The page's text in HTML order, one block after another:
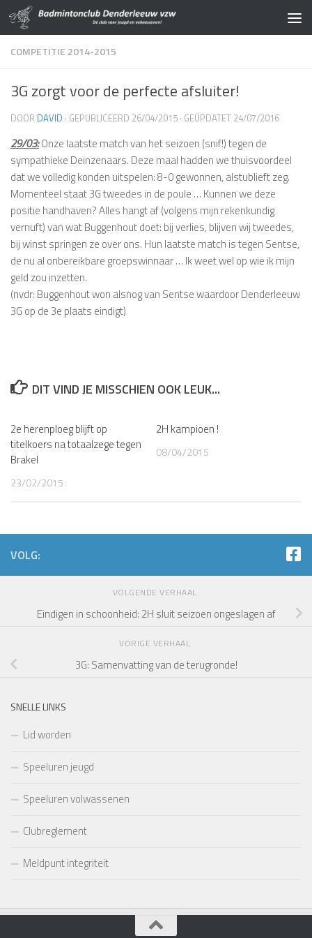
Doorgaan naar inhoud
COMPETITIE 2014-2015
3G zorgt voor de perfecte afsluiter!
DOOR DAVID · GEPUBLICEERD 26/04/2015 · GEÜPDATET 24/07/2016
29/03:Onze laatste match van het seizoen (snif!) tegen de
sympathieke Deinzenaars. Deze maal hadden we thuisvoordeel
dat we volledig konden uitspelen: 8-0 gewonnen, alstublieft zeg.
Momenteel staat 3G tweedes in de poule … Kunnen we deze
positie handhaven? Alles hangt af (volgens mijn rekenkundig
vernuft) van wat Buggenhout doet: bij verlies, blijven wij tweedes,
bij winst springen ze over ons. Hun laatste match is tegen Sentse,
de nu al onbereikbare groepswinnaar … Ik weet wel op wie ik mijn
geld zou inzetten.
(nvdr: Buggenhout won alsnog van Sentse waardoor Denderleeuw
3G op de 3e plaats eindigt)
DIT VIND JE MISSCHIEN OOK LEUK...
2e herenploeg blijft op
titelkoers na totaalzege tegen
Brakel
23/02/2015
2H kampioen !
08/04/2015
VOLG:
VOLGENDE VERHAAL
Eindigen in schoonheid: 2H sluit seizoen ongeslagen af
VORIGE VERHAAL
3G: Samenvatting van de terugronde!
SNELLE LINKS
Lid worden
Speeluren jeugd
Speeluren volwassenen
Clubreglement
Meldpunt integriteit